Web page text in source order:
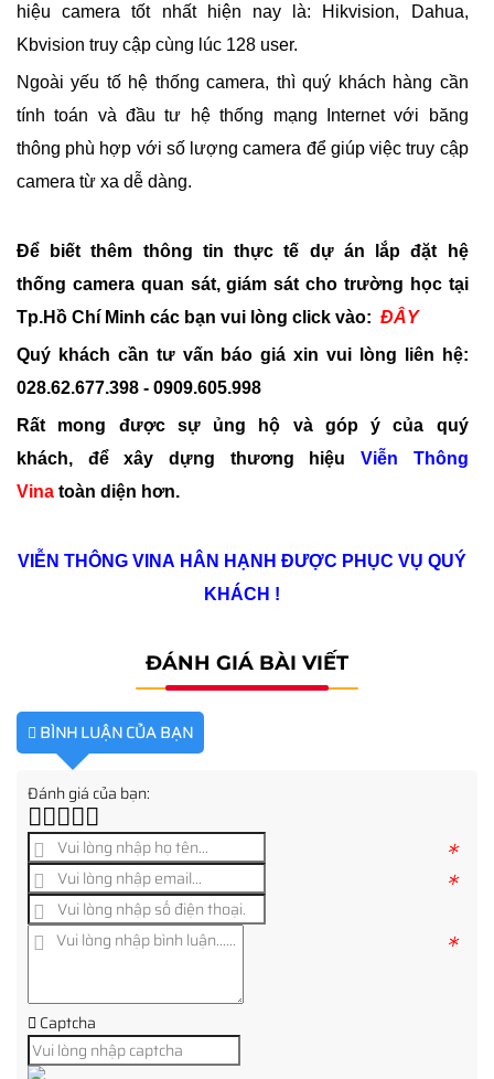
hiệu camera tốt nhất hiện nay là: Hikvision, Dahua,
Kbvision truy cập cùng lúc 128 user.
Ngoài yếu tố hệ thống camera, thì quý khách hàng cần
tính toán và đầu tư hệ thống mạng Internet với băng
thông phù hợp với số lượng camera để giúp việc truy cập
camera từ xa dễ dàng.
Để biết thêm thông tin thực tế dự án lắp đặt hệ
thống camera quan sát, giám sát cho trường học tại
Tp.Hồ Chí Minh các bạn vui lòng click vào: ĐÂY
Quý khách cần tư vấn báo giá xin vui lòng liên hệ:
028.62.677.398 - 0909.605.998
Rất mong được sự ủng hộ và góp ý của quý
khách, để xây dựng thương hiệu Viễn Thông
Vina toàn diện hơn.
VIỄN THÔNGVINA HÂN HẠNH ĐƯỢC PHỤC VỤ QUÝ
KHÁCH !
ĐÁNH GIÁ BÀI VIẾT
BÌNH LUẬN CỦA BẠN
Đánh giá của bạn:
*
*
*
Captcha